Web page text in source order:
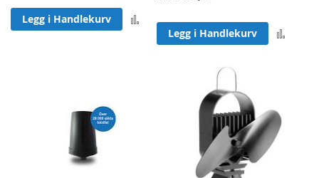
Legg i Handlekurv
Legg i Handlekurv